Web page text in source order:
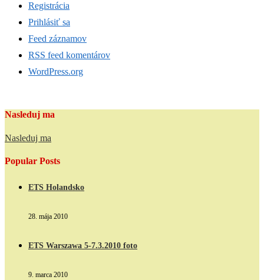
Registrácia
Prihlásiť sa
Feed záznamov
RSS feed komentárov
WordPress.org
Nasleduj ma
Nasleduj ma
Popular Posts
ETS Holandsko
28. mája 2010
ETS Warszawa 5-7.3.2010 foto
9. marca 2010